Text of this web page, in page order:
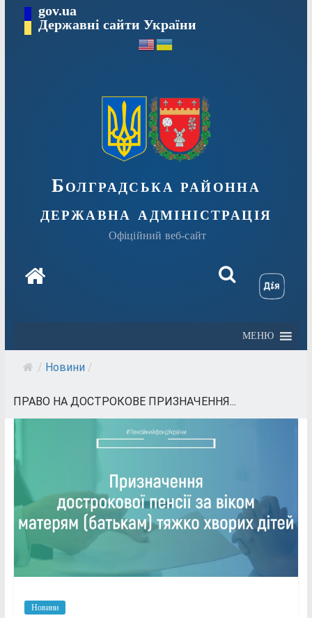
Перейтиgov.ua
Державні сайти України
Болградська районна
державна адміністрація
Офіційний веб-сайт
МЕНЮ
/ Новини /
ПРАВО НА ДОСТРОКОВЕ ПРИЗНАЧЕННЯ...
Новини